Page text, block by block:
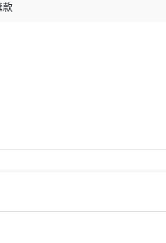
款